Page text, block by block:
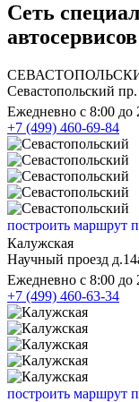
Сеть
Севастопольский
Ежедневно с 8:00 до
+7 (499) 460-69-84
построить маршрут
Калужская
Научный проезд
Ежедневно с 8:00 до
+7 (499) 460-63-34
построить маршрут